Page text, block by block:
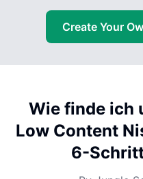
Create Your
Wie finde ich
Low Content
6-